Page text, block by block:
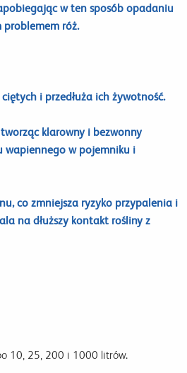
w ten sposób opadaniu
problemem róż.
i przedłuża ich żywotność.
klarowny i bezwonny
wapiennego w pojemniku i
co zmniejsza ryzyko przypalenia i
na dłuższy kontakt rośliny z
10, 25, 200 i 1000 litrów.